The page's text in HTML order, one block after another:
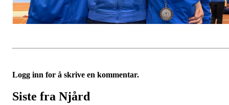
Logg inn for å skrive en kommentar.
Siste fra Njård